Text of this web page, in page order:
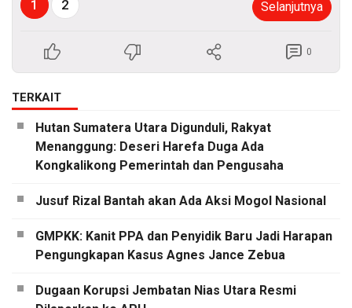
1 2 Selanjutnya
0
TERKAIT
Hutan Sumatera Utara Digunduli, Rakyat
Menanggung: Deseri Harefa Duga Ada
Kongkalikong Pemerintah dan Pengusaha
Jusuf Rizal Bantah akan Ada Aksi Mogol Nasional
GMPKK: Kanit PPA dan Penyidik Baru Jadi Harapan
Pengungkapan Kasus Agnes Jance Zebua
Dugaan Korupsi Jembatan Nias Utara Resmi